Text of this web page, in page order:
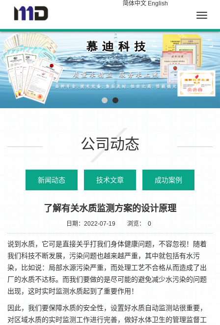
简体中文 English
Toggle
公司动态
新闻动态 技术文章 成功案例
了解有关水质监测方案的设计原理
日期：2022-07-19 浏览： 0
说到水质，它可是直接关乎打我们身体健康问题，不容忽视！随着
我们科技不断发展，污染问题也越来越严重，其中就包括有水污
染，比如说：局部水源污染严重，而处理工艺不合格从而造成了出
厂的水质不达标。而我们要做的是尽可能的避免减少水污染的问题
出现，这时实时监测水质起到了重要作用！
因此，我们要保障水质的安全性，设置好水质自动监测站很重要，
对区域水质的实时监测工作进行完善，做好水体卫生的管理监督工